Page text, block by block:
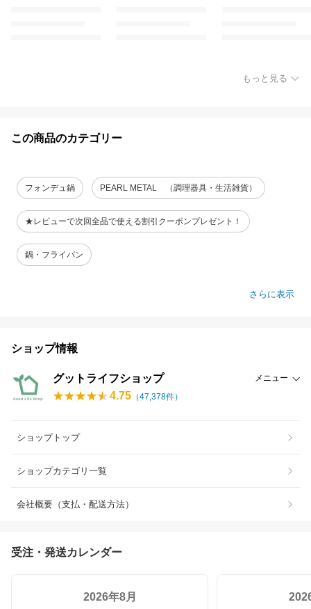
もっと見る
この商品のカテゴリー
フォンデュ鍋 PEARL METAL （調理器具・生活雑貨）
★レビューで次回全品で使える割引クーポンプレゼント！
鍋・フライパン
さらに表示
ショップ情報
グットライフショップ メニュー
4.75 （47,378件）
ショップトップ
ショップカテゴリ一覧
会社概要（支払・配送方法）
受注・発送カレンダー
2026年8月